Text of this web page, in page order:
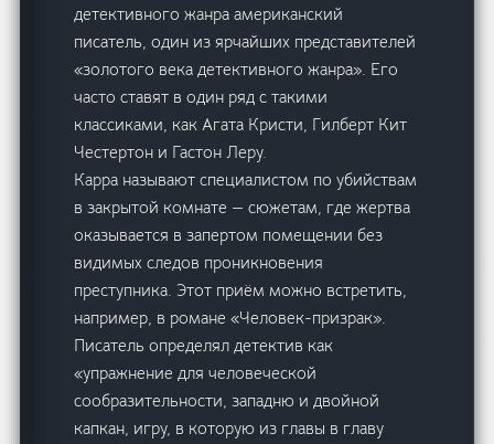
детективного жанра американский
писатель, один из ярчайших представителей
«золотого века детективного жанра». Его
часто ставят в один ряд с такими
классиками, как Агата Кристи, Гилберт Кит
Честертон и Гастон Леру.
Карра называют специалистом по убийствам
в закрытой комнате — сюжетам, где жертва
оказывается в запертом помещении без
видимых следов проникновения
преступника. Этот приём можно встретить,
например, в романе «Человек-призрак».
Писатель определял детектив как
«упражнение для человеческой
сообразительности, западню и двойной
капкан, игру, в которую из главы в главу